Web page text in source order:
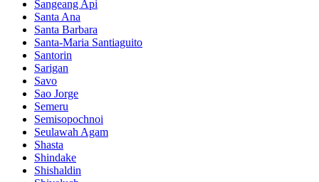
Sangeang Api
Santa Ana
Santa Barbara
Santa-Maria Santiaguito
Santorin
Sarigan
Savo
Sao Jorge
Semeru
Semisopochnoi
Seulawah Agam
Shasta
Shindake
Shishaldin